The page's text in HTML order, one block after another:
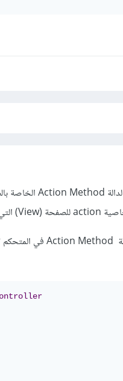
actionللصفحة (View) التي تريد تحديد رابط التوجيه لها.